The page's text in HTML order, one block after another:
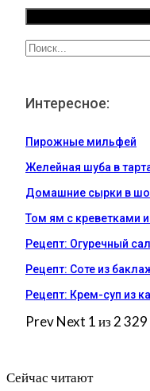
Интересное:
Пирожные мильфей
Желейная шуба в
Домашние сырки в
Том ям с креветками
Рецепт: Огуречный
Рецепт: Соте из
Рецепт: Крем-суп из
PrevNext 1 из 2 329
Сейчас читают